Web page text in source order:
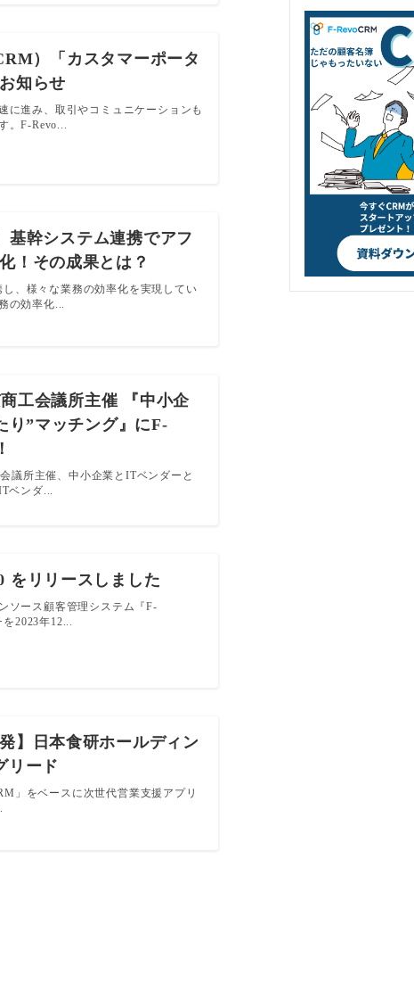
）「カスタマーポータ
知らせ
に進み、取引やコミュニケーションも
。F-Revo...
基幹システム連携でアフ
！その成果とは？
、様々な業務の効率化を実現してい
の効率化...
工会議所主催 『中小企
り”マッチング』にF-
議所主催、中小企業とITベンダーと
ベンダ...
をリリースしました
ソース顧客管理システム『F-
2023年12...
】日本食研ホールディン
リード
」をベースに次世代営業支援アプリ